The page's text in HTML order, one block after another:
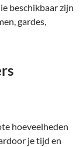
beschikbaar zijn
gardes,
hoeveelheden
je tijd en